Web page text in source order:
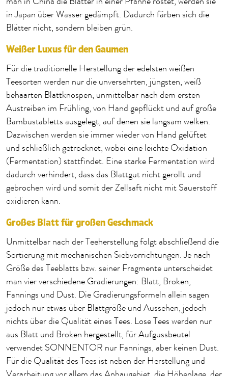
in Japan über Wasser gedämpft. Dadurch färben sich die
Blätter nicht, sondern bleiben grün.
Weißer Luxus für den Gaumen
Für die traditionelle Herstellung der edelsten weißen
Teesorten werden nur die unversehrten, jüngsten, weiß
behaarten Blattknospen, unmittelbar nach dem ersten
Austreiben im Frühling, von Hand gepflückt und auf große
Bambustabletts ausgelegt, auf denen sie langsam welken.
Dazwischen werden sie immer wieder von Hand gelüftet
und schließlich getrocknet, wobei eine leichte Oxidation
(Fermentation) stattfindet. Eine starke Fermentation wird
dadurch verhindert, dass das Blattgut nicht gerollt und
gebrochen wird und somit der Zellsaft nicht mit Sauerstoff
oxidieren kann.
Großes Blatt für großen Geschmack
Unmittelbar nach der Teeherstellung folgt abschließend die
Sortierung mit mechanischen Siebvorrichtungen. Je nach
Größe des Teeblatts bzw. seiner Fragmente unterscheidet
man vier verschiedene Gradierungen: Blatt, Broken,
Fannings und Dust. Die Gradierungsformeln allein sagen
jedoch nur etwas über Blattgröße und Aussehen, jedoch
nichts über die Qualität eines Tees. Lose Tees werden nur
aus Blatt und Broken hergestellt, für Aufgussbeutel
verwendet SONNENTOR nur Fannings, aber keinen Dust.
Für die Qualität des Tees ist neben der Herstellung und